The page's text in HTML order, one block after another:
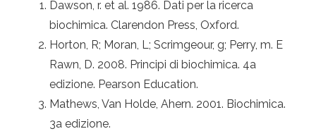
Dawson, r. et al. 1986. Dati per la ricerca
biochimica. Clarendon Press, Oxford.
Horton, R; Moran, L; Scrimgeour, g; Perry, m. E
Rawn, D. 2008. Principi di biochimica. 4a
edizione. Pearson Education.
Mathews, Van Holde, Ahern. 2001. Biochimica.
3a edizione.